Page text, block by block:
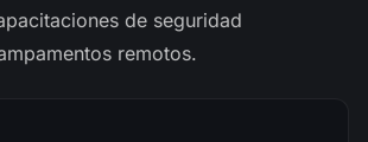
de seguridad
remotos.